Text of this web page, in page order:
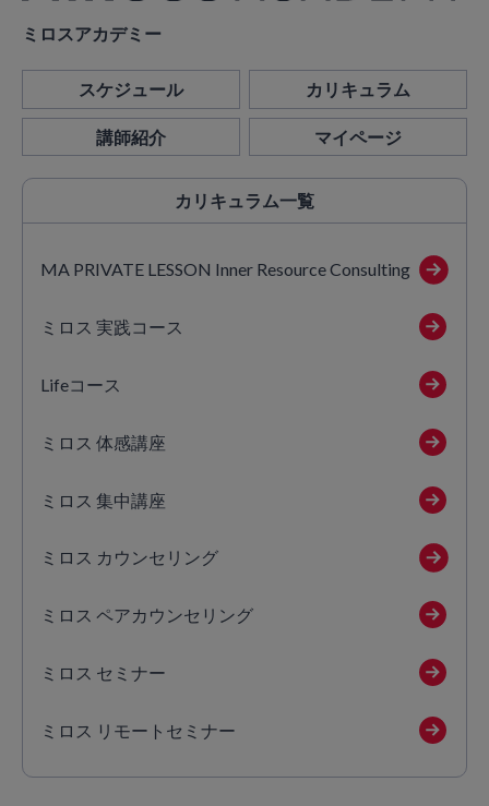
ミロスアカデミー
スケジュール カリキュラム
講師紹介 マイページ
カリキュラム一覧
MA PRIVATE LESSON Inner Resource Consulting
ミロス 実践コース
Lifeコース
ミロス 体感講座
ミロス 集中講座
ミロス カウンセリング
ミロス ペアカウンセリング
ミロス セミナー
ミロス リモートセミナー